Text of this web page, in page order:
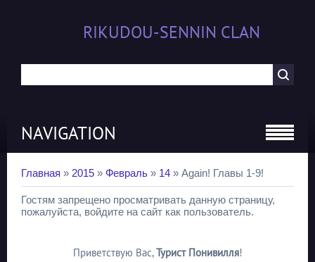
RIKUDOU-SENNIN CLAN
NAVIGATION
Главная » 2015 » Февраль » 14 » Again! Главы 1-9!
Гостям запрещено просматривать данную страницу,
пожалуйста, войдите на сайт как пользователь.
Приветствую Вас,Турист Понивилля!